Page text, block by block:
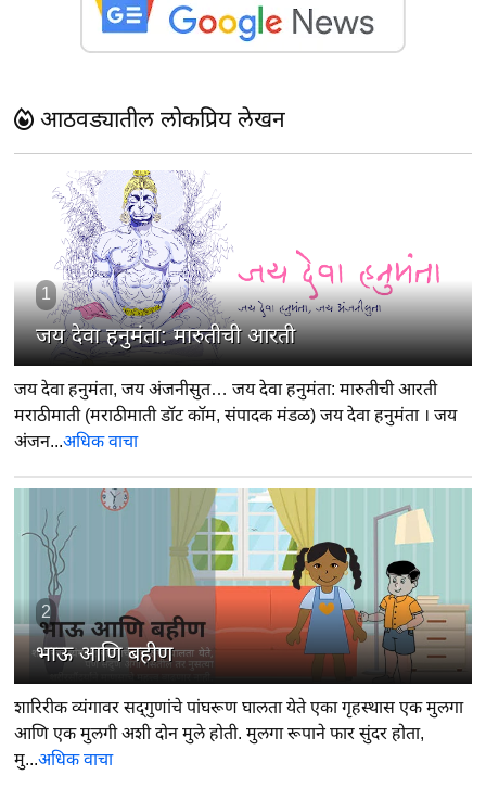
आठवड्यातील लोकप्रिय लेखन
1
जय देवा हनुमंता: मारुतीची आरती
जय देवा हनुमंता, जय अंजनीसुत… जय देवा हनुमंता: मारुतीची आरती
मराठीमाती (मराठीमाती डॉट कॉम, संपादक मंडळ) जय देवा हनुमंता । जय
अंजन...अधिक वाचा
2
भाऊ आणि बहीण
शारिरीक व्यंगावर सद्‍गुणांचे पांघरूण घालता येते एका गृहस्थास एक मुलगा
आणि एक मुलगी अशी दोन मुले होती. मुलगा रूपाने फार सुंदर होता,
मु...अधिक वाचा